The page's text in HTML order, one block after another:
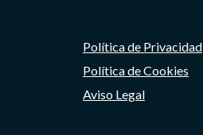
Política de Privacidad
Política de Cookies
Aviso Legal